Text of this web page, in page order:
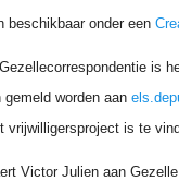
beschikbaar onder een
is
gemeld worden aan
vrijwilligersproject is te
Victor Julien aan